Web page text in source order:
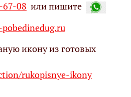
67-08 или пишите
икону из готовых
rukopisnye-ikony